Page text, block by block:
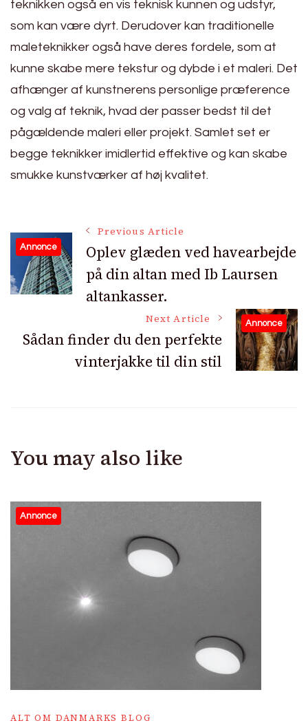
teknikken også en vis teknisk kunnen og udstyr,
som kan være dyrt. Derudover kan traditionelle
maleteknikker også have deres fordele, som at
kunne skabe mere tekstur og dybde i et maleri. Det
afhænger af kunstnerens personlige præference
og valg af teknik, hvad der passer bedst til det
pågældende maleri eller projekt. Samlet set er
begge teknikker imidlertid effektive og kan skabe
smukke kunstværker af høj kvalitet.
Post
Navigation
Annonce
Previous Article
Oplev glæden ved havearbejde
på din altan med Ib Laursen
altankasser.
Annonce
Next Article
Sådan finder du den perfekte
vinterjakke til din stil
You may also like
Annonce
ALT OM DANMARKS BLOG